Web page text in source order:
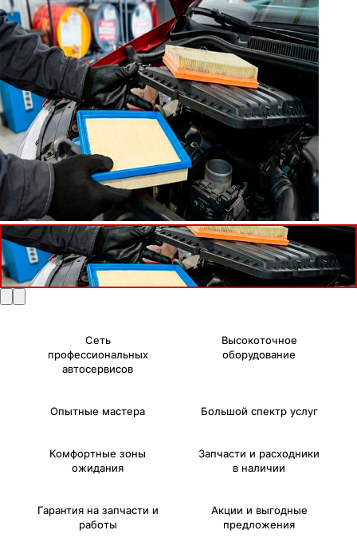
Сеть
профессиональных
автосервисов
Высокоточное
оборудование
Опытные мастера Большой спектр услуг
Комфортные зоны
ожидания
Запчасти и расходники
в наличии
Гарантия на запчасти и
работы
Акции и выгодные
предложения